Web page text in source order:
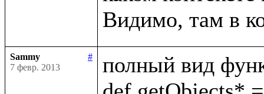
Sammy
#
7 февр. 2013
полный вид